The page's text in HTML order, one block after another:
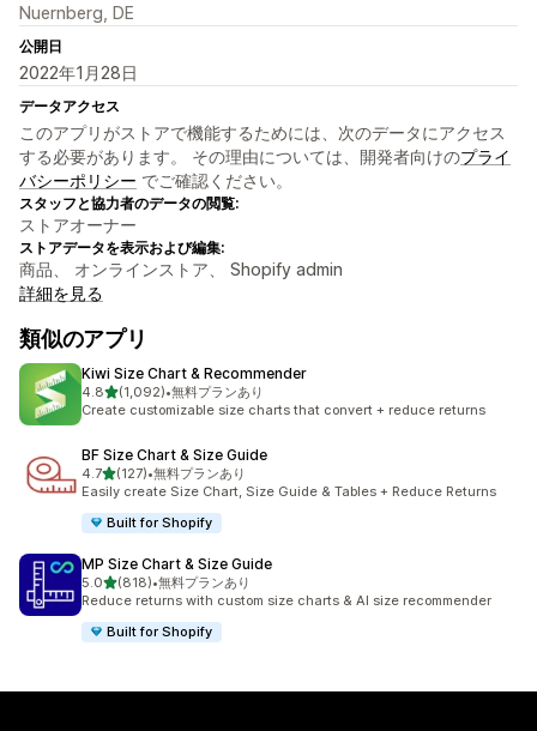
Nuernberg, DE
公開日
2022年1月28日
データアクセス
このアプリがストアで機能するためには、次のデータにアクセス
する必要があります。 その理由については、開発者向けのプライ
バシーポリシー でご確認ください。
スタッフと協力者のデータの閲覧:
ストアオーナー
ストアデータを表示および編集:
商品、 オンラインストア、 Shopify admin
詳細を見る
類似のアプリ
Kiwi Size Chart & Recommender
4.85つ星中
(1,092)
合計レビュー数：1092件
•無料プランあり
Create customizable size charts that convert + reduce returns
BF Size Chart & Size Guide
4.75つ星中
(127)
合計レビュー数：127件
•無料プランあり
Easily create Size Chart, Size Guide & Tables + Reduce Returns
Built for Shopify
MP Size Chart & Size Guide
5.05つ星中
(818)
合計レビュー数：818件
•無料プランあり
Reduce returns with custom size charts & AI size recommender
Built for Shopify